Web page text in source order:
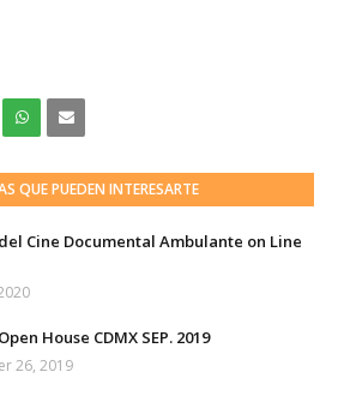
QUE PUEDEN INTERESARTE
Cine Documental Ambulante on Line
House CDMX SEP. 2019
26, 2019